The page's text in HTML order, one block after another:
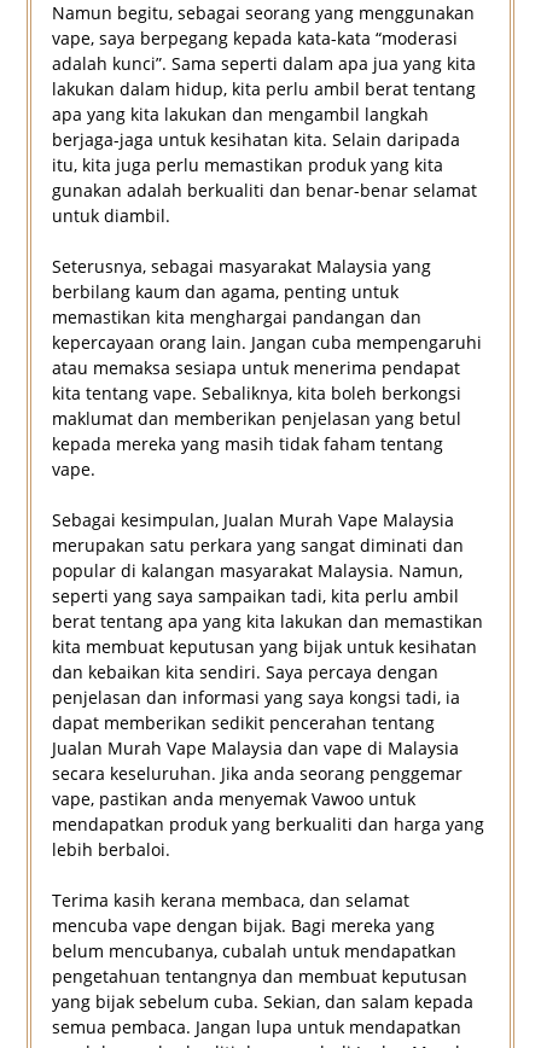
Namun begitu, sebagai seorang yang menggunakan
vape, saya berpegang kepada kata-kata “moderasi
adalah kunci”. Sama seperti dalam apa jua yang kita
lakukan dalam hidup, kita perlu ambil berat tentang
apa yang kita lakukan dan mengambil langkah
berjaga-jaga untuk kesihatan kita. Selain daripada
itu, kita juga perlu memastikan produk yang kita
gunakan adalah berkualiti dan benar-benar selamat
untuk diambil.
Seterusnya, sebagai masyarakat Malaysia yang
berbilang kaum dan agama, penting untuk
memastikan kita menghargai pandangan dan
kepercayaan orang lain. Jangan cuba mempengaruhi
atau memaksa sesiapa untuk menerima pendapat
kita tentang vape. Sebaliknya, kita boleh berkongsi
maklumat dan memberikan penjelasan yang betul
kepada mereka yang masih tidak faham tentang
vape.
Sebagai kesimpulan, Jualan Murah Vape Malaysia
merupakan satu perkara yang sangat diminati dan
popular di kalangan masyarakat Malaysia. Namun,
seperti yang saya sampaikan tadi, kita perlu ambil
berat tentang apa yang kita lakukan dan memastikan
kita membuat keputusan yang bijak untuk kesihatan
dan kebaikan kita sendiri. Saya percaya dengan
penjelasan dan informasi yang saya kongsi tadi, ia
dapat memberikan sedikit pencerahan tentang
Jualan Murah Vape Malaysia dan vape di Malaysia
secara keseluruhan. Jika anda seorang penggemar
vape, pastikan anda menyemak Vawoo untuk
mendapatkan produk yang berkualiti dan harga yang
lebih berbaloi.
Terima kasih kerana membaca, dan selamat
mencuba vape dengan bijak. Bagi mereka yang
belum mencubanya, cubalah untuk mendapatkan
pengetahuan tentangnya dan membuat keputusan
yang bijak sebelum cuba. Sekian, dan salam kepada
semua pembaca. Jangan lupa untuk mendapatkan